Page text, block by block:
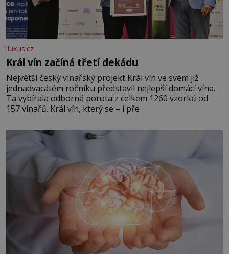
iluxus.cz
Král vín začíná třetí dekádu
Největší český vinařský projekt Král vín ve svém již
jednadvacátém ročníku představil nejlepší domácí vína.
Ta vybírala odborná porota z celkem 1260 vzorků od
157 vinařů. Král vín, který se – i pře